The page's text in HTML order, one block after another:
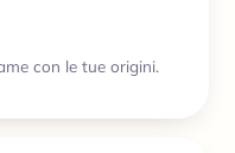
con le tue origini.